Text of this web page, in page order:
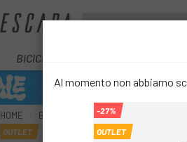
BICICLETTE
HOME BICICLETTE MTB
OUTLET
Al momento non abbiamo
-27%
OUTLET